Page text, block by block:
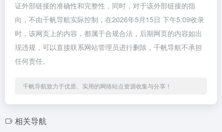
证外部链接的准确性和完整性，同时，对于该外部链接的指
向，不由千帆导航实际控制，在2026年5月15日 下午5:09收录
时，该网页上的内容，都属于合规合法，后期网页的内容如出
现违规，可以直接联系网站管理员进行删除，千帆导航不承担
任何责任。
千帆导航致力于优质、实用的网络站点资源收集与分享！
相关导航